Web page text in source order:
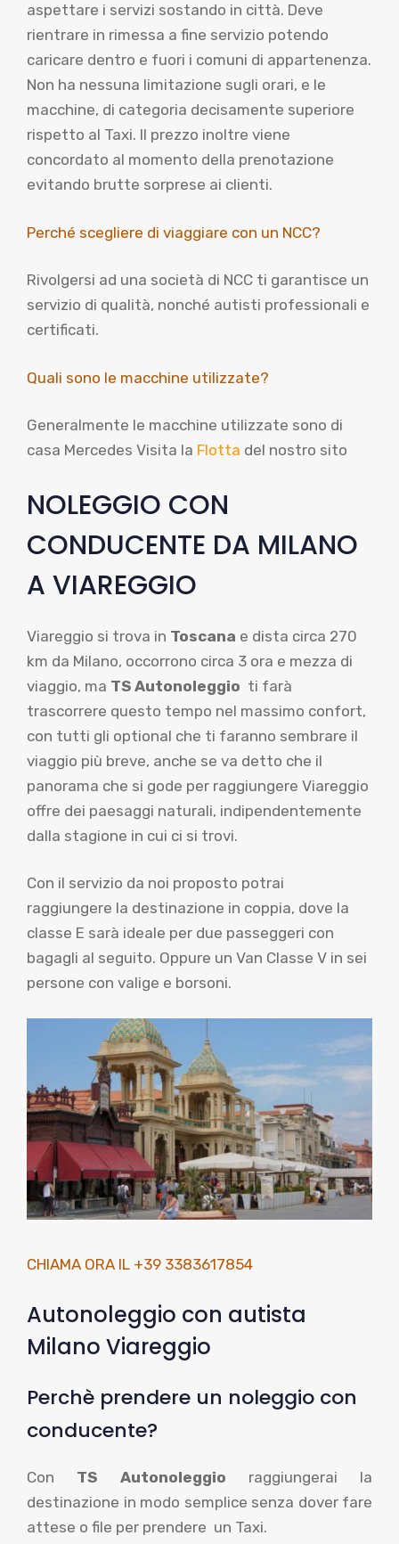
aspettare i servizi sostando in città. Deve
rientrare in rimessa a fine servizio potendo
caricare dentro e fuori i comuni di appartenenza.
Non ha nessuna limitazione sugli orari, e le
macchine, di categoria decisamente superiore
rispetto al Taxi. Il prezzo inoltre viene
concordato al momento della prenotazione
evitando brutte sorprese ai clienti.
Perché scegliere di viaggiare con un NCC?
Rivolgersi ad una società di NCC ti garantisce un
servizio di qualità, nonché autisti professionali e
certificati.
Quali sono le macchine utilizzate?
Generalmente le macchine utilizzate sono di
casa Mercedes Visita la Flotta del nostro sito
NOLEGGIO CON
CONDUCENTE DA MILANO
A VIAREGGIO
Viareggio si trova in Toscana e dista circa 270
km da Milano, occorrono circa 3 ora e mezza di
viaggio, ma TS Autonoleggio ti farà
trascorrere questo tempo nel massimo confort,
con tutti gli optional che ti faranno sembrare il
viaggio più breve, anche se va detto che il
panorama che si gode per raggiungere Viareggio
offre dei paesaggi naturali, indipendentemente
dalla stagione in cui ci si trovi.
Con il servizio da noi proposto potrai
raggiungere la destinazione in coppia, dove la
classe E sarà ideale per due passeggeri con
bagagli al seguito. Oppure un Van Classe V in sei
persone con valige e borsoni.
CHIAMA ORA IL +39 3383617854
Autonoleggio con autista
Milano Viareggio
Perchè prendere un noleggio con
conducente?
Con TS Autonoleggio raggiungerai la
destinazione in modo semplice senza dover fare
attese o file per prendere un Taxi.